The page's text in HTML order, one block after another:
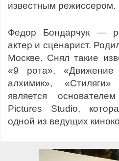
известным режиссером.
Федор Бондарчук —
актер и сценарист.
Москве. Снял такие
«9 рота», «Движение
алхимик»,
является
Pictures Studio,
одной из ведущих